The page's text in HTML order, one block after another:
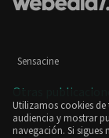
Sensacine
Otras
Utilizamos cookies de
audiencia y mostrar
navegación. Si sigues